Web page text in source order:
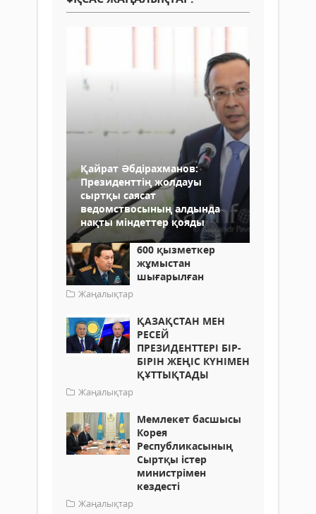
Қайрат Әбдірахманов:
Президенттің жолдауы
сыртқы саясат
ведомствосының алдында
нақты міндеттер қояды
600 қызметкер
жұмыстан
шығарылған
Жаңалықтар
ҚАЗАҚСТАН МЕН
РЕСЕЙ
ПРЕЗИДЕНТТЕРІ БІР-
БІРІН ЖЕҢІС КҮНІМЕН
ҚҰТТЫҚТАДЫ
Жаңалықтар
Мемлекет басшысы
Корея
Республикасының
Сыртқы істер
министрімен
кездесті
Жаңалықтар